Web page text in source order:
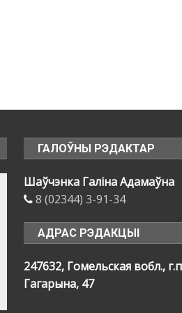
ГАЛОЎНЫ РЭДАКТАР
Шаўчэнка Галіна Адамаўна
8 (02344) 3-91-34
АДРАС РЭДАКЦЫІ
247632, Гомельская вобл.,
Гагарына, 47